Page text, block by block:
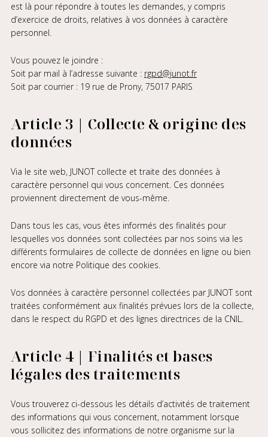
est là pour répondre à toutes les demandes, y compris
d’exercice de droits, relatives à vos données à caractère
personnel.
Vous pouvez le joindre :
Soit par mail à l’adresse suivante : rgpd@junot.fr
Soit par courrier : 19 rue de Prony, 75017 PARIS
Article 3 | Collecte & origine des
données
Via le site web, JUNOT collecte et traite des données à
caractère personnel qui vous concernent. Ces données
proviennent directement de vous-même.
Dans tous les cas, vous êtes informés des finalités pour
lesquelles vos données sont collectées par nos soins via les
différents formulaires de collecte de données en ligne ou bien
encore via notre Politique des cookies.
Vos données à caractère personnel collectées par JUNOT sont
traitées conformément aux finalités prévues lors de la collecte,
dans le respect du RGPD et des lignes directrices de la CNIL.
Article 4 | Finalités et bases
légales des traitements
Vous trouverez ci-dessous les détails d’activités de traitement
des informations qui vous concernent, notamment lorsque
vous sollicitez des informations de notre organisme sur la